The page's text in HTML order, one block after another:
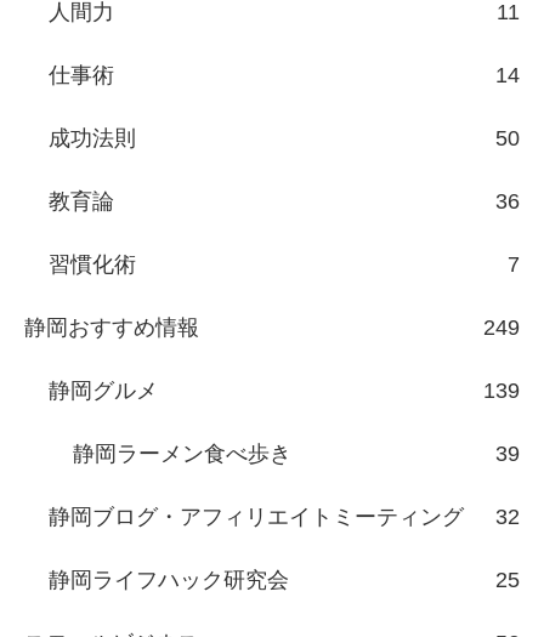
人間力 11
仕事術 14
成功法則 50
教育論 36
習慣化術 7
静岡おすすめ情報 249
静岡グルメ 139
静岡ラーメン食べ歩き 39
静岡ブログ・アフィリエイトミーティング 32
静岡ライフハック研究会 25